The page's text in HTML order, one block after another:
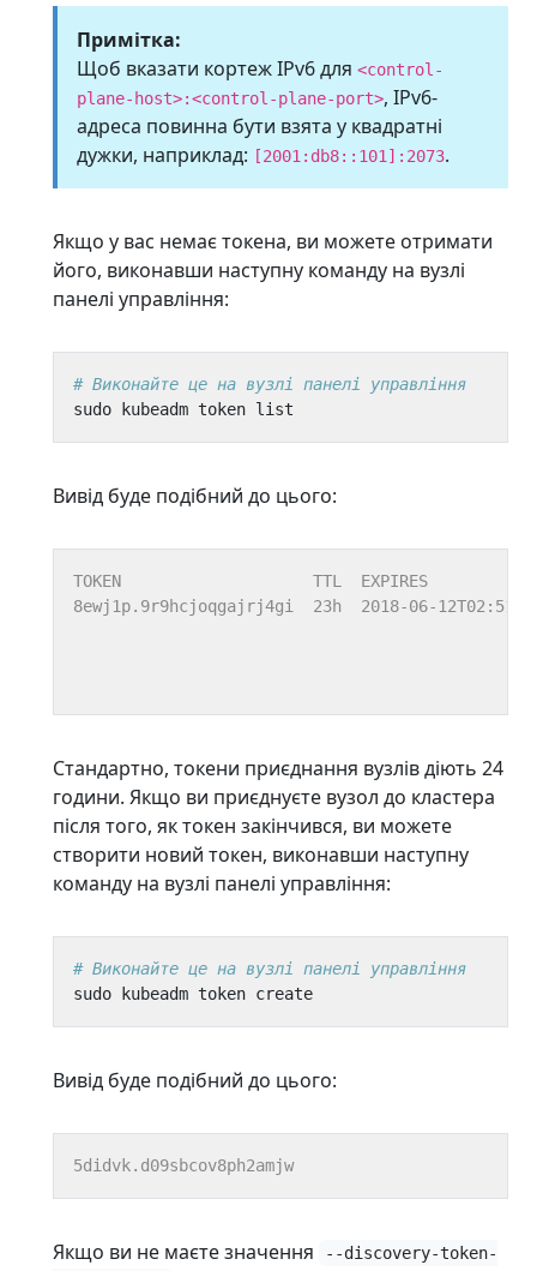
Примітка:
Щоб вказати кортеж IPv6 для <control-
plane-host>:<control-plane-port>, IPv6-
адреса повинна бути взята у квадратні
дужки, наприклад: [2001:db8::101]:2073.
Якщо у вас немає токена, ви можете отримати
його, виконавши наступну команду на вузлі
панелі управління:
# Виконайте це на вузлі панелі управління
Вивід буде подібний до цього:
Стандартно, токени приєднання вузлів діють 24
години. Якщо ви приєднуєте вузол до кластера
після того, як токен закінчився, ви можете
створити новий токен, виконавши наступну
команду на вузлі панелі управління:
# Виконайте це на вузлі панелі управління
Вивід буде подібний до цього:
Якщо ви не маєте значення
--discovery-token-